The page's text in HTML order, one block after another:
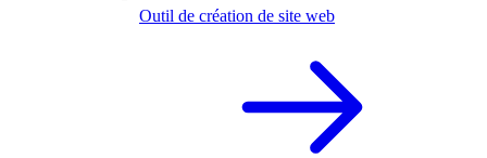
Outil de création de site web